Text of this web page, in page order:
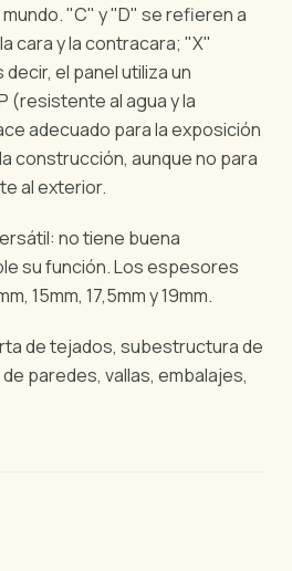
"C" y "D" se refieren a
cara y la contracara; "X"
decir, el panel utiliza un
(resistente al agua y la
adecuado para la exposición
construcción, aunque no para
al exterior.
no tiene buena
su función. Los espesores
15mm, 17,5mm y 19mm.
de tejados, subestructura de
paredes, vallas, embalajes,